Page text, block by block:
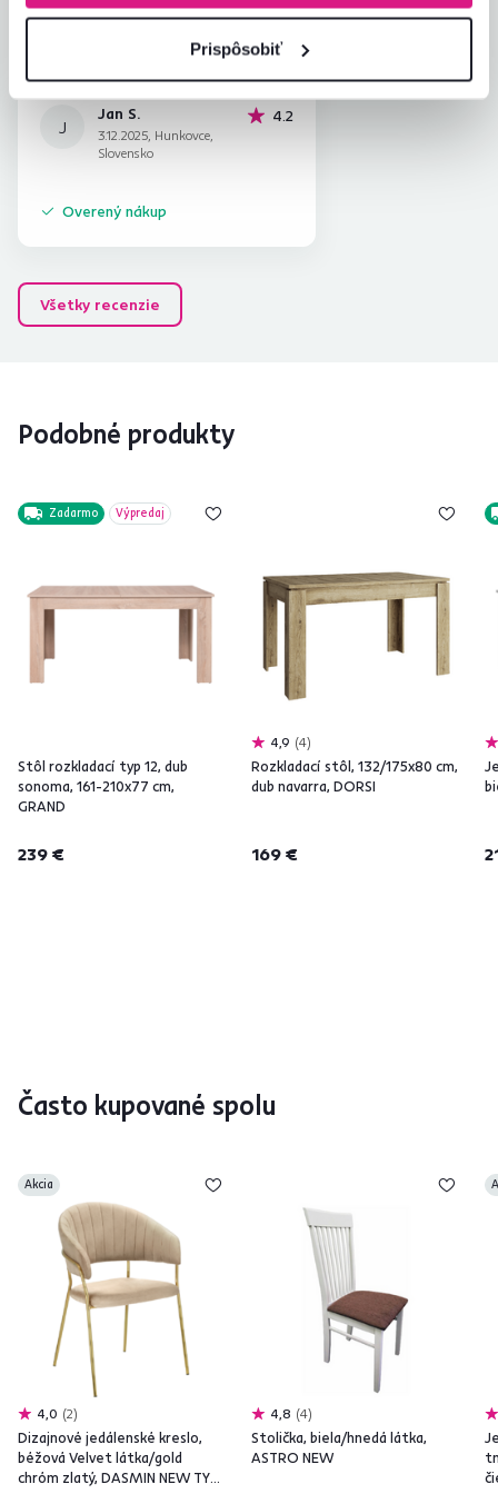
Prispôsobiť
Zabalenie výrobku
5,0
J
Jan S.
3.12.2025, Hunkovce,
Slovensko
4.2
Overený nákup
Všetky recenzie
Podobné produkty
Zadarmo Výpredaj
Stôl rozkladací typ 12, dub
sonoma, 161-210x77 cm,
GRAND
239 €
4,9 4
Rozkladací stôl, 132/175x80 cm,
dub navarra, DORSI
169 €
Často kupované spolu
Akcia
4,0 2
Dizajnové jedálenské kreslo,
béžová Velvet látka/gold
chróm zlatý, DASMIN NEW TYP
4,8 4
Stolička, biela/hnedá látka,
ASTRO NEW